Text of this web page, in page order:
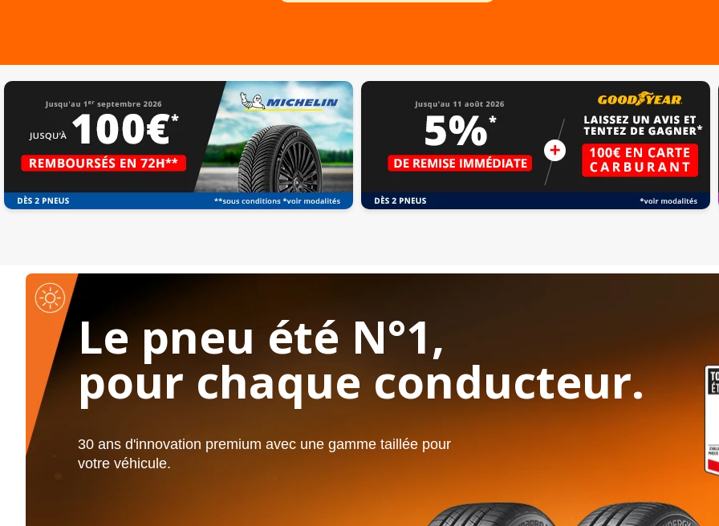
Le pneu été N°1,
pour chaque conducteur.
30 ans d'innovation premium avec une gamme taillée pour
votre véhicule.